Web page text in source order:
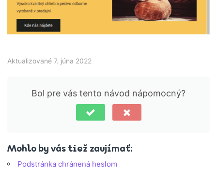
Aktualizované 7. júna 2022
Bol pre vás tento návod nápomocný?
Mohlo by vás tiež zaujímať:
Podstránka chránená heslom